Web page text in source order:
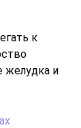
к
желудка и